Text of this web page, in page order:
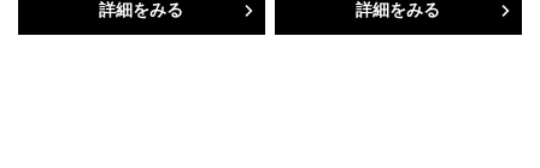
詳細をみる 詳細をみる